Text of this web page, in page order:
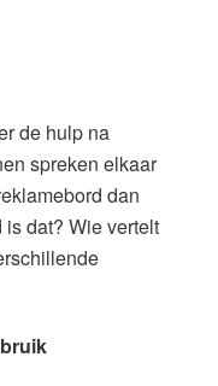
de hulp na
spreken elkaar
dan
dat? Wie vertelt